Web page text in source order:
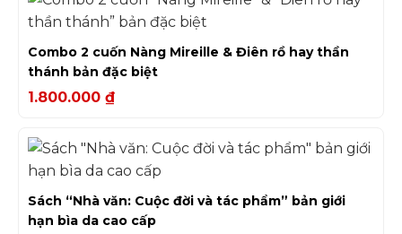
Combo 2 cuốn Nàng Mireille & Điên rồ hay thần
thánh bản đặc biệt
1.800.000 ₫
Sách “Nhà văn: Cuộc đời và tác phẩm” bản giới
hạn bìa da cao cấp